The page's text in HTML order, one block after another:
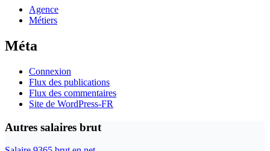
Agence
Métiers
Méta
Connexion
Flux des publications
Flux des commentaires
Site de WordPress-FR
Autres salaires brut